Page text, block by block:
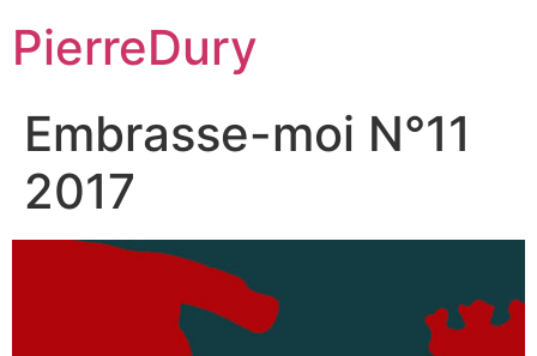
contenu
PierreDury
Embrasse-moi N°11
2017